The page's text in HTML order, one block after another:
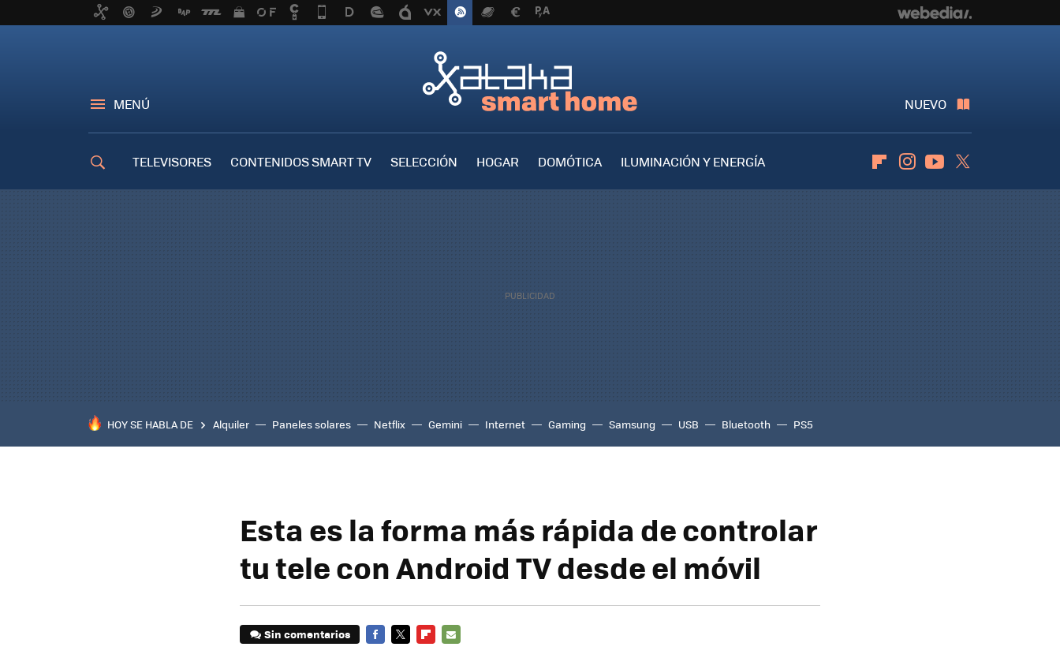
MENÚ NUEVO
TELEVISORES CONTENIDOS SMART TV SELECCIÓN HOGAR DOMÓTICA
ILUMINACIÓN Y ENERGÍA
FlipboardInstagramYoutube
HOY SE HABLA DE Alquiler Paneles solares Netflix Gemini Internet Gaming Samsung USB Bluetooth PS5
Esta es la forma más rápida de controlar
tu tele con Android TV desde el móvil
Sin comentarios